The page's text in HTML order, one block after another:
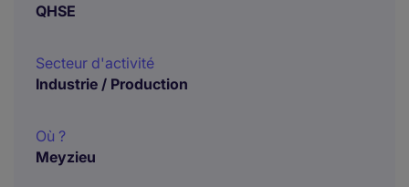
QHSE
Secteur d'activité
Industrie / Production
Où ?
Meyzieu